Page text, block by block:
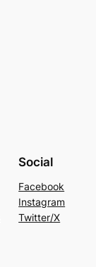
Social
Facebook
Instagram
Twitter/X